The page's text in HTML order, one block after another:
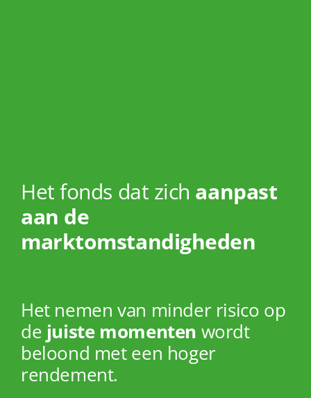
Het fonds dat zich aanpast
aan de
marktomstandigheden
Het nemen van minder risico op
de juiste momenten wordt
beloond met een hoger
rendement.